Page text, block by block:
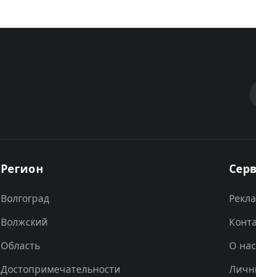
Регион
Волгоград
Волжский
Область
Достопримечательности
О нас